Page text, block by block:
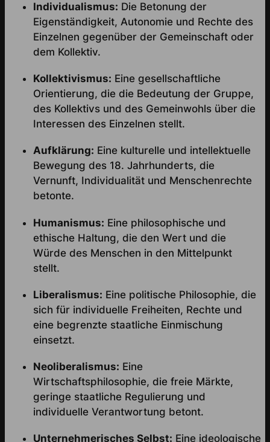
Individualismus: Die Betonung der
Eigenständigkeit, Autonomie und Rechte des
Einzelnen gegenüber der Gemeinschaft oder
dem Kollektiv.
Kollektivismus: Eine gesellschaftliche
Orientierung, die die Bedeutung der Gruppe,
des Kollektivs und des Gemeinwohls über die
Interessen des Einzelnen stellt.
Aufklärung: Eine kulturelle und intellektuelle
Bewegung des 18. Jahrhunderts, die
Vernunft, Individualität und Menschenrechte
betonte.
Humanismus: Eine philosophische und
ethische Haltung, die den Wert und die
Würde des Menschen in den Mittelpunkt
stellt.
Liberalismus: Eine politische Philosophie, die
sich für individuelle Freiheiten, Rechte und
eine begrenzte staatliche Einmischung
einsetzt.
Neoliberalismus: Eine
Wirtschaftsphilosophie, die freie Märkte,
geringe staatliche Regulierung und
individuelle Verantwortung betont.
Unternehmerisches Selbst: Eine ideologische